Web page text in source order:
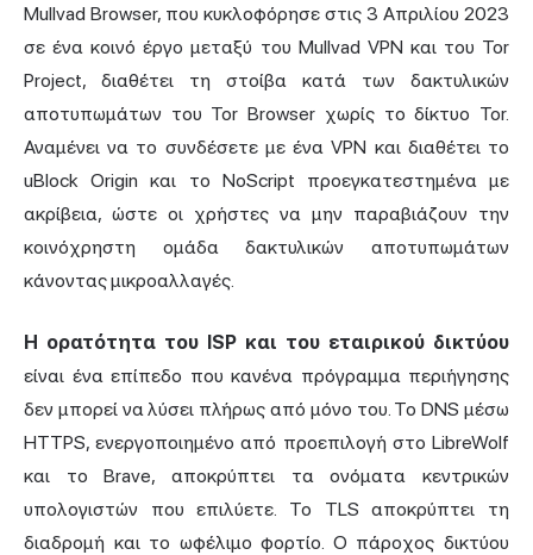
Mullvad Browser, που κυκλοφόρησε στις 3 Απριλίου 2023
σε ένα κοινό έργο μεταξύ του Mullvad VPN και του Tor
Project, διαθέτει τη στοίβα κατά των δακτυλικών
αποτυπωμάτων του Tor Browser χωρίς το δίκτυο Tor.
Αναμένει να το συνδέσετε με ένα VPN και διαθέτει το
uBlock Origin και το NoScript προεγκατεστημένα με
ακρίβεια, ώστε οι χρήστες να μην παραβιάζουν την
κοινόχρηστη ομάδα δακτυλικών αποτυπωμάτων
κάνοντας μικροαλλαγές.
Η ορατότητα του ISP και του εταιρικού δικτύου
είναι ένα επίπεδο που κανένα πρόγραμμα περιήγησης
δεν μπορεί να λύσει πλήρως από μόνο του. Το DNS μέσω
HTTPS, ενεργοποιημένο από προεπιλογή στο LibreWolf
και το Brave, αποκρύπτει τα ονόματα κεντρικών
υπολογιστών που επιλύετε. Το TLS αποκρύπτει τη
διαδρομή και το ωφέλιμο φορτίο. Ο πάροχος δικτύου